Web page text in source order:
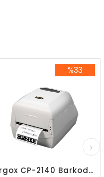
Argox CP-2140 Barkod Yazıcı
%33